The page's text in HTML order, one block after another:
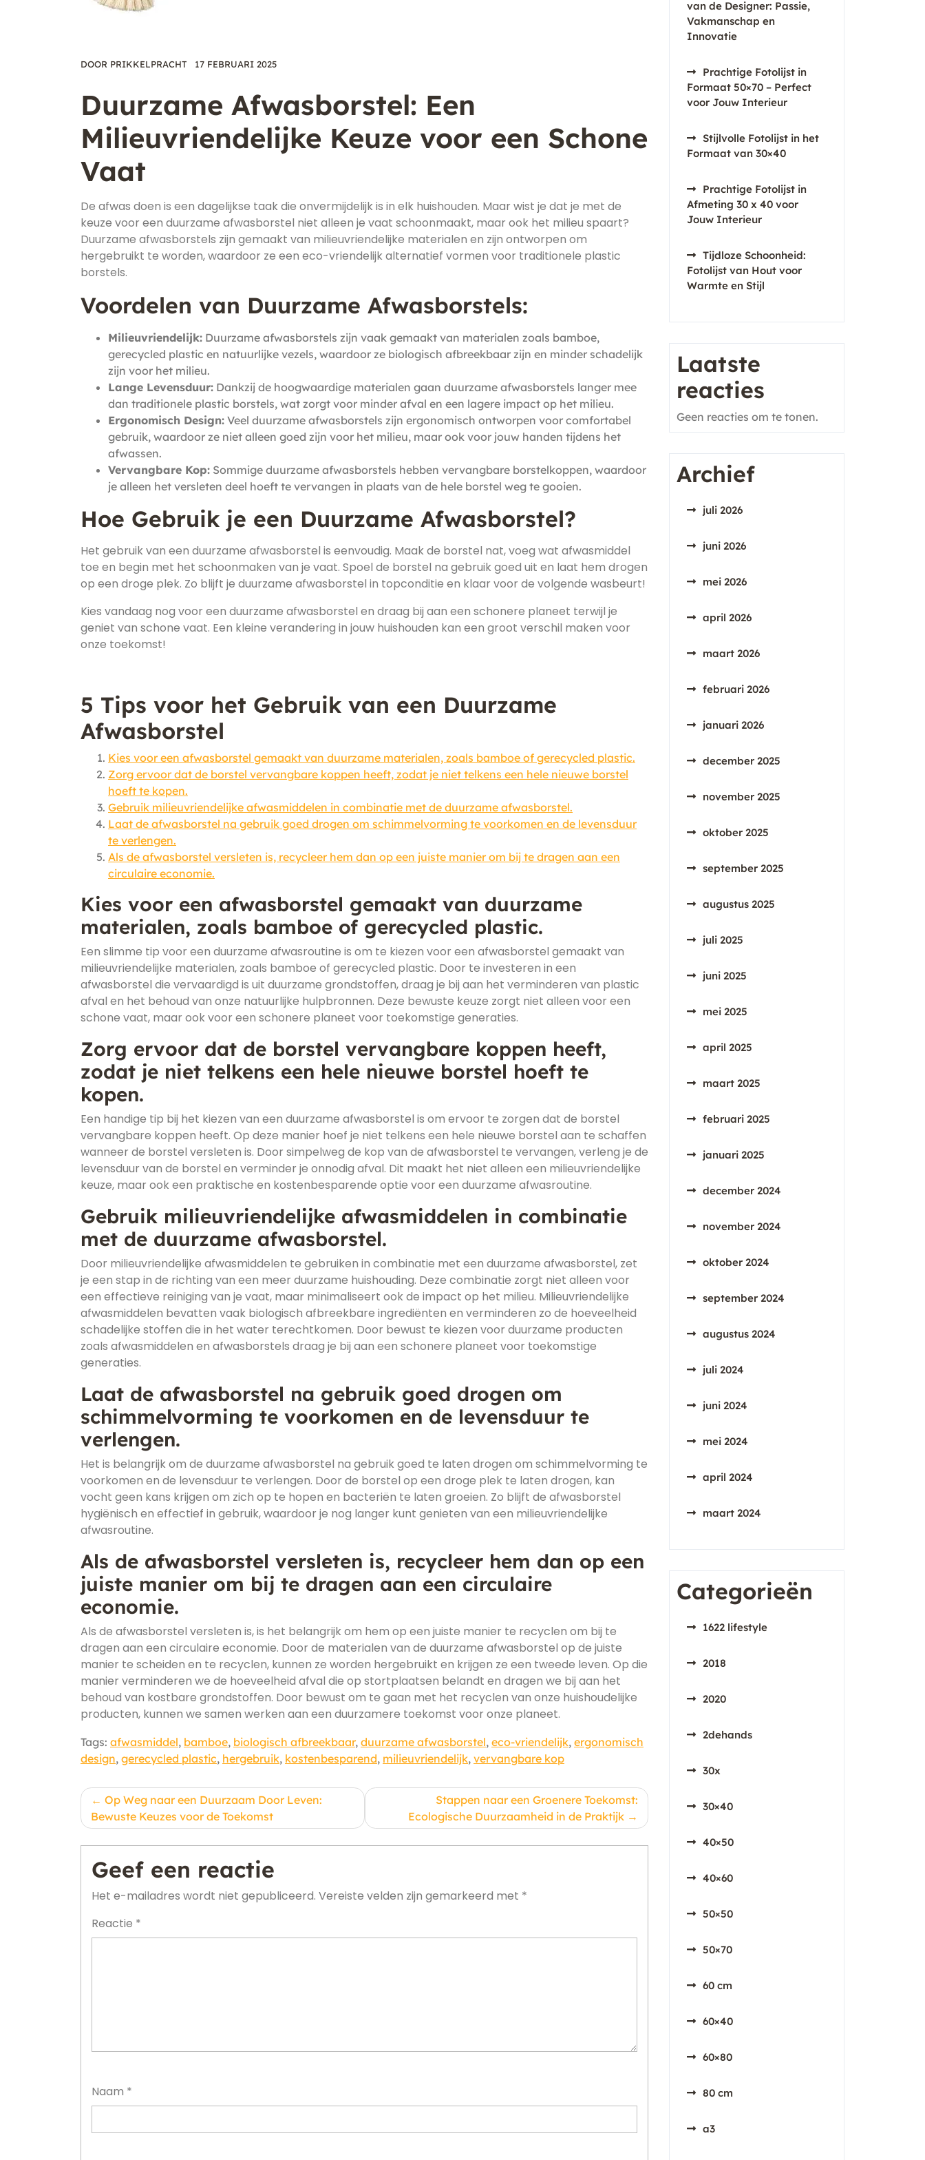
DOOR PRIKKELPRACHT 17 FEBRUARI 2025
Duurzame Afwasborstel: Een
Milieuvriendelijke Keuze voor een Schone
Vaat
De afwas doen is een dagelijkse taak die onvermijdelijk is in elk huishouden. Maar wist je dat je met de
keuze voor een duurzame afwasborstel niet alleen je vaat schoonmaakt, maar ook het milieu spaart?
Duurzame afwasborstels zijn gemaakt van milieuvriendelijke materialen en zijn ontworpen om
hergebruikt te worden, waardoor ze een eco-vriendelijk alternatief vormen voor traditionele plastic
borstels.
Voordelen van Duurzame Afwasborstels:
Milieuvriendelijk: Duurzame afwasborstels zijn vaak gemaakt van materialen zoals bamboe,
gerecycled plastic en natuurlijke vezels, waardoor ze biologisch afbreekbaar zijn en minder schadelijk
zijn voor het milieu.
Lange Levensduur: Dankzij de hoogwaardige materialen gaan duurzame afwasborstels langer mee
dan traditionele plastic borstels, wat zorgt voor minder afval en een lagere impact op het milieu.
Ergonomisch Design: Veel duurzame afwasborstels zijn ergonomisch ontworpen voor comfortabel
gebruik, waardoor ze niet alleen goed zijn voor het milieu, maar ook voor jouw handen tijdens het
afwassen.
Vervangbare Kop: Sommige duurzame afwasborstels hebben vervangbare borstelkoppen, waardoor
je alleen het versleten deel hoeft te vervangen in plaats van de hele borstel weg te gooien.
Hoe Gebruik je een Duurzame Afwasborstel?
Het gebruik van een duurzame afwasborstel is eenvoudig. Maak de borstel nat, voeg wat afwasmiddel
toe en begin met het schoonmaken van je vaat. Spoel de borstel na gebruik goed uit en laat hem drogen
op een droge plek. Zo blijft je duurzame afwasborstel in topconditie en klaar voor de volgende wasbeurt!
Kies vandaag nog voor een duurzame afwasborstel en draag bij aan een schonere planeet terwijl je
geniet van schone vaat. Een kleine verandering in jouw huishouden kan een groot verschil maken voor
onze toekomst!
5 Tips voor het Gebruik van een Duurzame
Afwasborstel
Kies voor een afwasborstel gemaakt van duurzame materialen, zoals bamboe of gerecycled plastic.
Zorg ervoor dat de borstel vervangbare koppen heeft, zodat je niet telkens een hele nieuwe borstel
hoeft te kopen.
Gebruik milieuvriendelijke afwasmiddelen in combinatie met de duurzame afwasborstel.
Laat de afwasborstel na gebruik goed drogen om schimmelvorming te voorkomen en de levensduur
te verlengen.
Als de afwasborstel versleten is, recycleer hem dan op een juiste manier om bij te dragen aan een
circulaire economie.
Kies voor een afwasborstel gemaakt van duurzame
materialen, zoals bamboe of gerecycled plastic.
Een slimme tip voor een duurzame afwasroutine is om te kiezen voor een afwasborstel gemaakt van
milieuvriendelijke materialen, zoals bamboe of gerecycled plastic. Door te investeren in een
afwasborstel die vervaardigd is uit duurzame grondstoffen, draag je bij aan het verminderen van plastic
afval en het behoud van onze natuurlijke hulpbronnen. Deze bewuste keuze zorgt niet alleen voor een
schone vaat, maar ook voor een schonere planeet voor toekomstige generaties.
Zorg ervoor dat de borstel vervangbare koppen heeft,
zodat je niet telkens een hele nieuwe borstel hoeft te
kopen.
Een handige tip bij het kiezen van een duurzame afwasborstel is om ervoor te zorgen dat de borstel
vervangbare koppen heeft. Op deze manier hoef je niet telkens een hele nieuwe borstel aan te schaffen
wanneer de borstel versleten is. Door simpelweg de kop van de afwasborstel te vervangen, verleng je de
levensduur van de borstel en verminder je onnodig afval. Dit maakt het niet alleen een milieuvriendelijke
keuze, maar ook een praktische en kostenbesparende optie voor een duurzame afwasroutine.
Gebruik milieuvriendelijke afwasmiddelen in combinatie
met de duurzame afwasborstel.
Door milieuvriendelijke afwasmiddelen te gebruiken in combinatie met een duurzame afwasborstel, zet
je een stap in de richting van een meer duurzame huishouding. Deze combinatie zorgt niet alleen voor
een effectieve reiniging van je vaat, maar minimaliseert ook de impact op het milieu. Milieuvriendelijke
afwasmiddelen bevatten vaak biologisch afbreekbare ingrediënten en verminderen zo de hoeveelheid
schadelijke stoffen die in het water terechtkomen. Door bewust te kiezen voor duurzame producten
zoals afwasmiddelen en afwasborstels draag je bij aan een schonere planeet voor toekomstige
generaties.
Laat de afwasborstel na gebruik goed drogen om
schimmelvorming te voorkomen en de levensduur te
verlengen.
Het is belangrijk om de duurzame afwasborstel na gebruik goed te laten drogen om schimmelvorming te
voorkomen en de levensduur te verlengen. Door de borstel op een droge plek te laten drogen, kan
vocht geen kans krijgen om zich op te hopen en bacteriën te laten groeien. Zo blijft de afwasborstel
hygiënisch en effectief in gebruik, waardoor je nog langer kunt genieten van een milieuvriendelijke
afwasroutine.
Als de afwasborstel versleten is, recycleer hem dan op een
juiste manier om bij te dragen aan een circulaire
economie.
Als de afwasborstel versleten is, is het belangrijk om hem op een juiste manier te recyclen om bij te
dragen aan een circulaire economie. Door de materialen van de duurzame afwasborstel op de juiste
manier te scheiden en te recyclen, kunnen ze worden hergebruikt en krijgen ze een tweede leven. Op die
manier verminderen we de hoeveelheid afval die op stortplaatsen belandt en dragen we bij aan het
behoud van kostbare grondstoffen. Door bewust om te gaan met het recyclen van onze huishoudelijke
producten, kunnen we samen werken aan een duurzamere toekomst voor onze planeet.
Tags: afwasmiddel, bamboe, biologisch afbreekbaar, duurzame afwasborstel, eco-vriendelijk, ergonomisch
design, gerecycled plastic, hergebruik, kostenbesparend, milieuvriendelijk, vervangbare kop
Berichtnavigatie
Op Weg naar een Duurzaam Door Leven:
Bewuste Keuzes voor de Toekomst
Stappen naar een Groenere Toekomst:
Ecologische Duurzaamheid in de Praktijk
Geef een reactie
Het e-mailadres wordt niet gepubliceerd. Vereiste velden zijn gemarkeerd met *
Reactie *
Naam *
van de Designer: Passie,
Vakmanschap en
Innovatie
Prachtige Fotolijst in
Formaat 50×70 – Perfect
voor Jouw Interieur
Stijlvolle Fotolijst in het
Formaat van 30×40
Prachtige Fotolijst in
Afmeting 30 x 40 voor
Jouw Interieur
Tijdloze Schoonheid:
Fotolijst van Hout voor
Warmte en Stijl
Laatste
reacties
Geen reacties om te tonen.
Archief
juli 2026
juni 2026
mei 2026
april 2026
maart 2026
februari 2026
januari 2026
december 2025
november 2025
oktober 2025
september 2025
augustus 2025
juli 2025
juni 2025
mei 2025
april 2025
maart 2025
februari 2025
januari 2025
december 2024
november 2024
oktober 2024
september 2024
augustus 2024
juli 2024
juni 2024
mei 2024
april 2024
maart 2024
Categorieën
1622 lifestyle
2018
2020
2dehands
30x
30×40
40×50
40×60
50×50
50×70
60 cm
60×40
60×80
80 cm
a3